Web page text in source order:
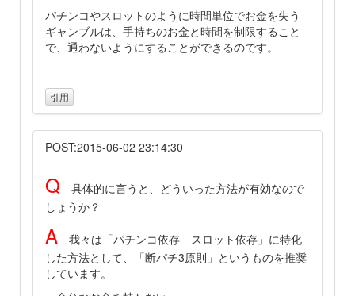
パチンコやスロットのように時間単位でお金を失う
ギャンブルは、手持ちのお金と時間を制限すること
で、通わないようにすることができるのです。
引用
POST:2015-06-02 23:14:30
Q 具体的に言うと、どういった方法が有効なので
しょうか？
A 我々は「パチンコ依存 スロット依存」に特化
した方法として、「断パチ3原則」というものを推奨
しています。